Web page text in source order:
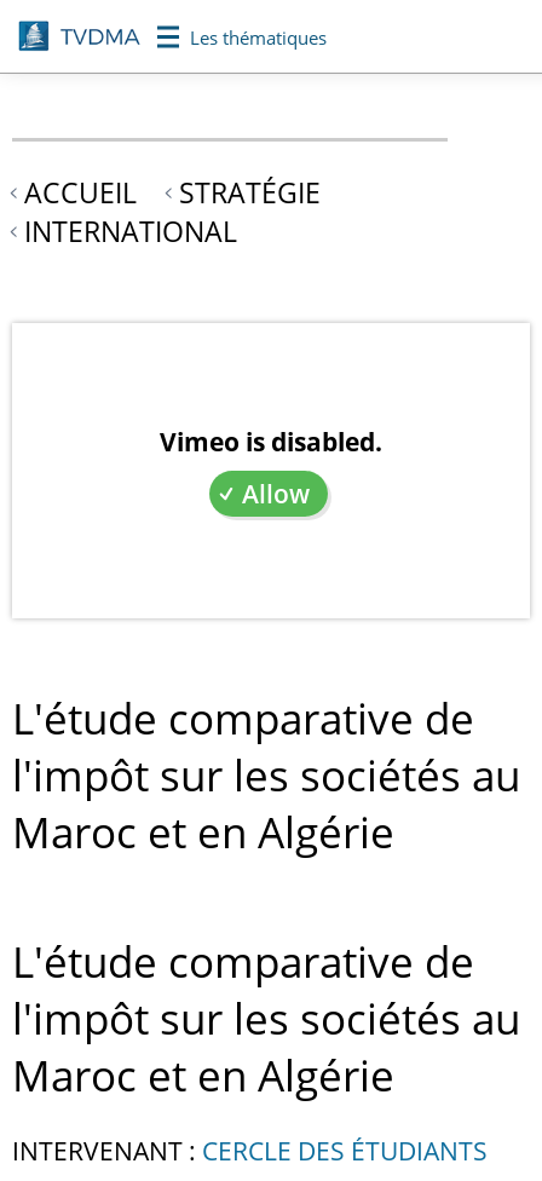
Aller
au
contenu
Les thématiques
ACCUEIL
STRATÉGIE
INTERNATIONAL
Vimeo is disabled.
Allow
L'étude comparative de
l'impôt sur les sociétés au
Maroc et en Algérie
L'étude comparative de
l'impôt sur les sociétés au
Maroc et en Algérie
INTERVENANT : CERCLE DES ÉTUDIANTS